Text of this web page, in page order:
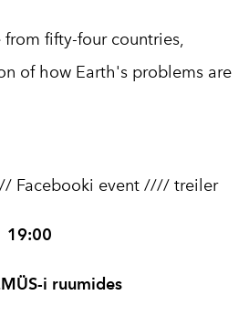
fifty-four countries,
of how Earth's problems are
Facebooki event //// treiler
19:00
i ruumides